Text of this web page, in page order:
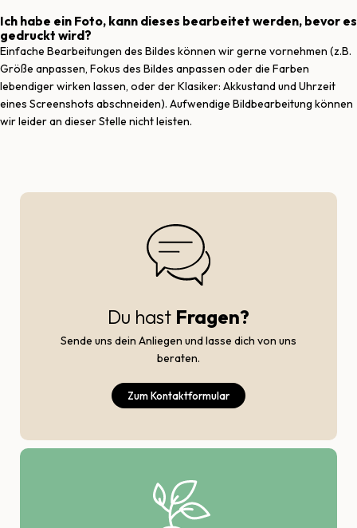
Ich habe ein Foto, kann dieses bearbeitet werden, bevor es
gedruckt wird?
Einfache Bearbeitungen des Bildes können wir gerne vornehmen (z.B.
Größe anpassen, Fokus des Bildes anpassen oder die Farben
lebendiger wirken lassen, oder der Klasiker: Akkustand und Uhrzeit
eines Screenshots abschneiden). Aufwendige Bildbearbeitung können
wir leider an dieser Stelle nicht leisten.
Du hast Fragen?
Sende uns dein Anliegen und lasse dich von uns
beraten.
Zum Kontaktformular